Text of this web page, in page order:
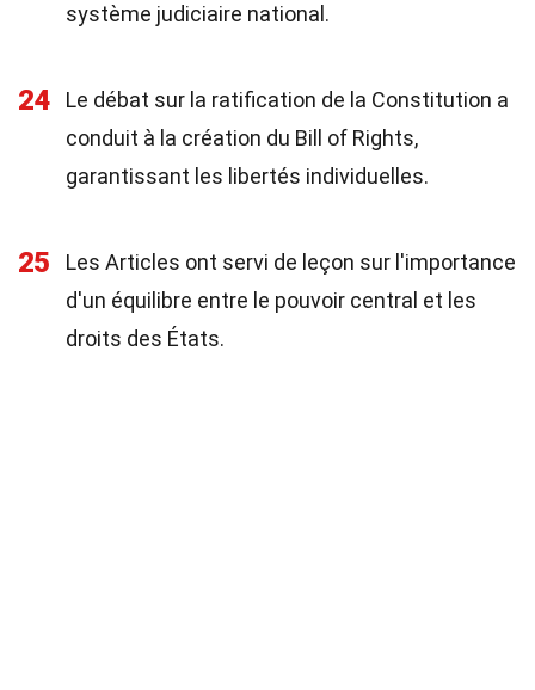
système judiciaire national.
24
Le débat sur la ratification de la Constitution a
conduit à la création du Bill of Rights,
garantissant les libertés individuelles.
25
Les Articles ont servi de leçon sur l'importance
d'un équilibre entre le pouvoir central et les
droits des États.